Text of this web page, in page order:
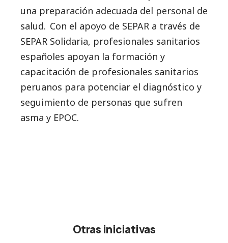
una preparación adecuada del personal de
salud. Con el apoyo de SEPAR a través de
SEPAR Solidaria, profesionales sanitarios
españoles apoyan la formación y
capacitación de profesionales sanitarios
peruanos para potenciar el diagnóstico y
seguimiento de personas que sufren
asma y EPOC.
Otras iniciativas